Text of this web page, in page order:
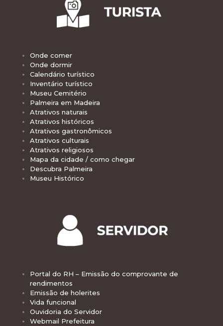
Onde comer
Onde dormir
Calendário turístico
Inventário turístico
Museu Cemitério
Palmeira em Madeira
Atrativos naturais
Atrativos históricos
Atrativos gastronômicos
Atrativos culturais
Atrativos religiosos
Mapa da cidade / como chegar
Descubra Palmeira
Museu Histórico
Portal do RH – Emissão do comprovante de
rendimentos
Emissão de holerites
Vida funcional
Ouvidoria do Servidor
Webmail Prefeitura